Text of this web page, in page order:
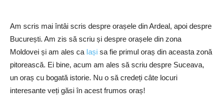
Am scris mai întâi scris despre orașele din Ardeal, apoi despre
București. Am zis să scriu și despre orașele din zona
Moldovei și am ales ca Iași sa fie primul oraș din aceasta zonă
pitorească. Ei bine, acum am ales să scriu despre Suceava,
un oraș cu bogată istorie. Nu o să credeți câte locuri
interesante veți găsi în acest frumos oraș!